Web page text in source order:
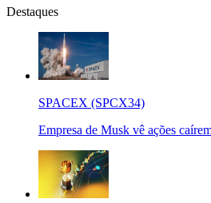
Destaques
SPACEX (SPCX34)
Empresa de Musk vê ações